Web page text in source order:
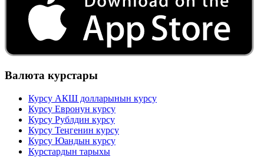
Валюта курстары
Курсу АКШ долларынын курсу
Курсу Евронун курсу
Курсу Рублдин курсу
Курсу Теңгенин курсу
Курсу Юандын курсу
Курстардын тарыхы